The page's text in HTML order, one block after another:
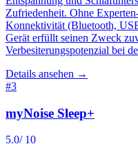
Zufriedenheit. Ohne
Konnektivität (Bluetooth,
Gerät erfüllt seinen Zweck
Verbesiterungspotenzial bei
Details ansehen →
#3
myNoise Sleep+
5.0/ 10